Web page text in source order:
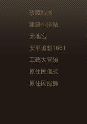
珍藏特展
建築排排站
天地宮
安平追想1661
工藝大冒險
原住民儀式
原住民服飾